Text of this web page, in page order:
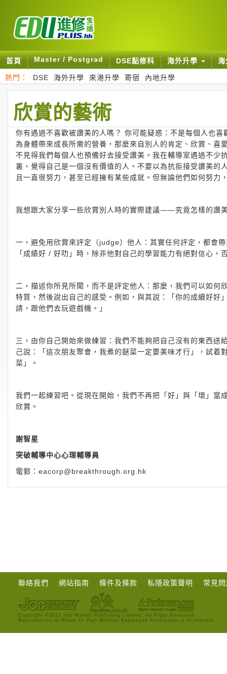
首頁 Master / Postgrad DSE點修科 海外升學
熱門： DSE 海外升學 來港升學 寄宿 內地升學
欣賞的藝術
你有遇過不喜歡被讚美的人嗎？ 你可能疑惑：不是每個人也
為身體帶來成長所需的營養，那麼來自別人的肯定、欣賞、
不見得我們每個人也預備好去接受讚美。我在輔導室遇過不
裏，覺得自己是一個沒有價值的人。不要以為抗拒接受讚美
且一直很努力，甚至已經擁有某些成就。但無論他們如何努力
我想跟大家分享一些欣賞別人時的實際建議——究竟怎樣的讚
一，避免用欣賞來評定（judge）他人：其實任何評定，都會
「成績好 / 好叻」時，除非他對自己的學習能力有絕對信心，
二，描述你所見所聞，而不是評定他人：那麼，我們可以如
特質，然後說出自己的感受。例如，與其說：「你的成續好
請，跟他們去玩遊戲機。」
三，由你自己開始來做練習：我們不能夠把自己沒有的東西
己說：「這次朋友聚會，我煮的餸菜一定要美味才行」，試
菜」。
我們一起練習吧。從現在開始，我們不再把「好」與「壞」
欣賞。
謝智星
突破輔導中心心理輔導員
電郵： eacorp@breakthrough.org.hk
聯絡我們 網站指南 條件及條款 私隱政策聲明 常見
Copyright ©2013 Job Market Publishing Limited. All Right Reserved.
Reproduction in Whole Or Part Without Expressed Permission is Prohibited.